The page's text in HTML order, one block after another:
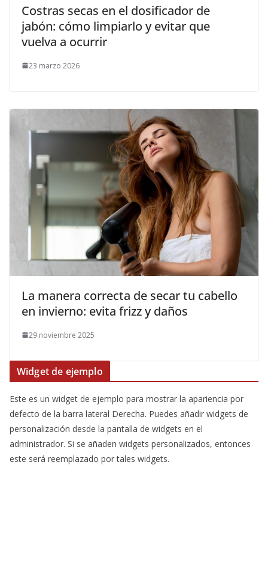
Costras secas en el dosificador de
jabón: cómo limpiarlo y evitar que
vuelva a ocurrir
23 marzo 2026
La manera correcta de secar tu cabello
en invierno: evita frizz y daños
29 noviembre 2025
Widget de ejemplo
Este es un widget de ejemplo para mostrar la apariencia por
defecto de la barra lateral Derecha. Puedes añadir widgets de
personalización desde la pantalla de widgets en el
administrador. Si se añaden widgets personalizados, entonces
este será reemplazado por tales widgets.